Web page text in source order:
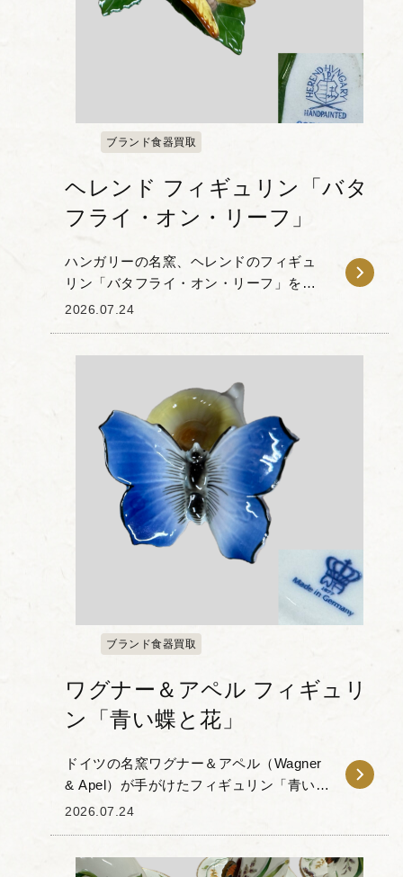
ブランド食器買取
ヘレンド フィギュリン「バタ
フライ・オン・リーフ」
ハンガリーの名窯、ヘレンドのフィギュ
リン「バタフライ・オン・リーフ」をお
譲りいただきました。 本作は、深緑の木
2026.07.24
ブランド食器買取
ワグナー＆アペル フィギュリ
ン「青い蝶と花」
ドイツの名窯ワグナー＆アペル（Wagner
& Apel）が手がけたフィギュリン「青い蝶
と花」をお譲りいただきました。 本作
2026.07.24